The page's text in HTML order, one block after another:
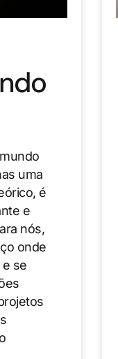
uma
é
e
nós,
onde
se